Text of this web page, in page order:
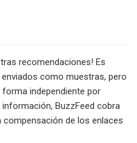
recomendaciones! Es
como muestras, pero
independiente por
BuzzFeed cobra
de los enlaces